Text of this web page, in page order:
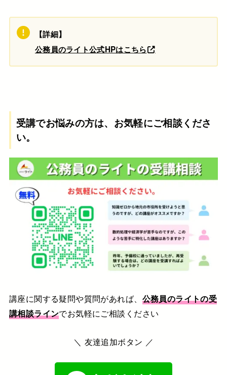
【詳細】
公務員のライト公式HPはこちら
受講でお悩みの方は、お気軽にご相談くださ
い。
講座に関する疑問や質問があれば、 公務員のライトの受
講相談ラインでお気軽にご相談ください
＼ 友達追加ボタン ／